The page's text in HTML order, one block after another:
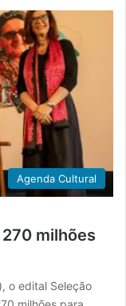
Agenda Cultural
milhões
o edital Seleção